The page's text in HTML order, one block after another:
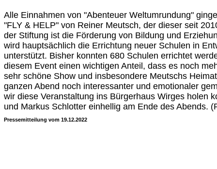
Alle Einnahmen von "Abenteuer Weltumrundung"
"FLY & HELP" von Reiner Meutsch, der dieser seit
der Stiftung ist die Förderung von Bildung und
wird hauptsächlich die Errichtung neuer Schulen in
unterstützt. Bisher konnten 680 Schulen errichtet
diesem Event einen wichtigen Anteil, dass es noch
sehr schöne Show und insbesondere Meutschs
ganzen Abend noch interessanter und emotionaler
wir diese Veranstaltung ins Bürgerhaus Wirges holen
und Markus Schlotter einhellig am Ende des Abends.
Pressemitteilung vom 19.12.2022